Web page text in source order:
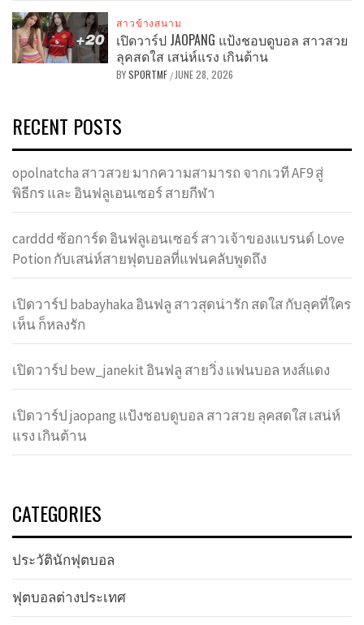
สาวข้างสนาม
เปิดวาร์ป JAOPANG แป้งชอบดูบอล สาวสวย
ลุคสดใส เสน่ห์แรง เกินต้าน
BYSPORTMF / JUNE 28, 2026
RECENT POSTS
opolnatcha สาวสวย มากความสามารถ จากเวที AF9 สู่
พิธีกร และ อินฟลูเอนเซอร์ สายกีฬา
carddd ซ้อการ์ด อินฟลูเอนเซอร์ สาวเจ้าของแบรนด์ Love
Potion กับเสน่ห์สายฟุตบอลที่แฟนคลับพูดถึง
เปิดวาร์ป babayhaka อินฟลู สาวสุดน่ารัก สดใส กับลุคที่ใคร
เห็น ก็หลงรัก
เปิดวาร์ป bew_janekit อินฟลู สายวิ่ง แฟนบอล หงส์แดง
เปิดวาร์ป jaopang แป้งชอบดูบอล สาวสวย ลุคสดใส เสน่ห์
แรง เกินต้าน
CATEGORIES
ประวัตินักฟุตบอล
ฟุตบอลต่างประเทศ